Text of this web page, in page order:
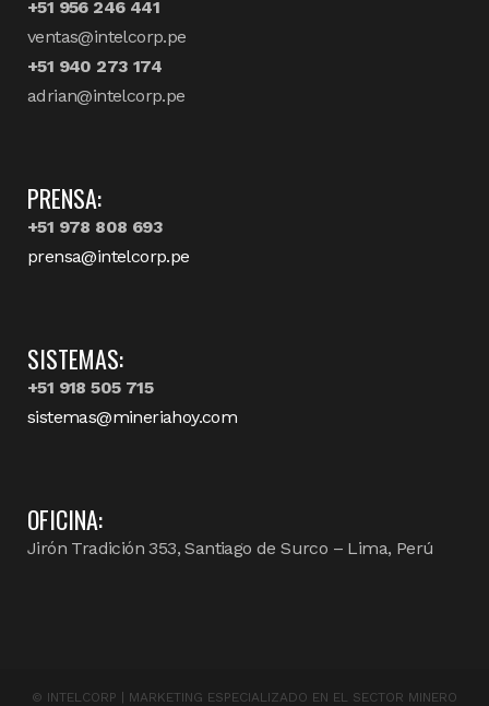
+51 956 246 441
ventas@intelcorp.pe
+51 940 273 174
adrian@intelcorp.pe
PRENSA:
+51 978 808 693
prensa@intelcorp.pe
SISTEMAS:
+51 918 505 715
sistemas@mineriahoy.com
OFICINA:
Jirón Tradición 353, Santiago de Surco – Lima, Perú
© INTELCORP | MARKETING ESPECIALIZADO EN EL SECTOR MINERO